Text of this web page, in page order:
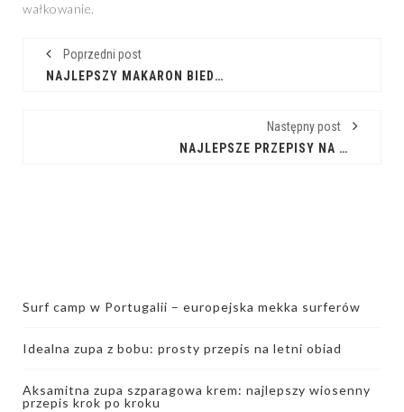
wałkowanie.
Poprzedni post
NAJLEPSZY MAKARON BIEDRONKA W TWOJEJ KUCHNI: PRZEWODNIK ZAKUPOWY
Następny post
NAJLEPSZE PRZEPISY NA MAKARON: SZYBKI I PYSZNY OBIAD
Surf camp w Portugalii – europejska mekka surferów
Idealna zupa z bobu: prosty przepis na letni obiad
Aksamitna zupa szparagowa krem: najlepszy wiosenny
przepis krok po kroku